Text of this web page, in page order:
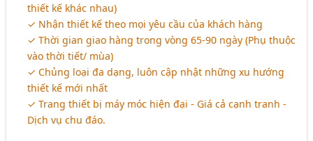
thiết kế khác nhau)
✓ Nhận thiết kế theo mọi yêu cầu của khách hàng
✓ Thời gian giao hàng trong vòng 65-90 ngày (Phụ thuộc
vào thời tiết/ mùa)
✓ Chủng loại đa dạng, luôn cập nhật những xu hướng
thiết kế mới nhất
✓ Trang thiết bị máy móc hiện đại - Giá cả cạnh tranh -
Dịch vụ chu đáo.